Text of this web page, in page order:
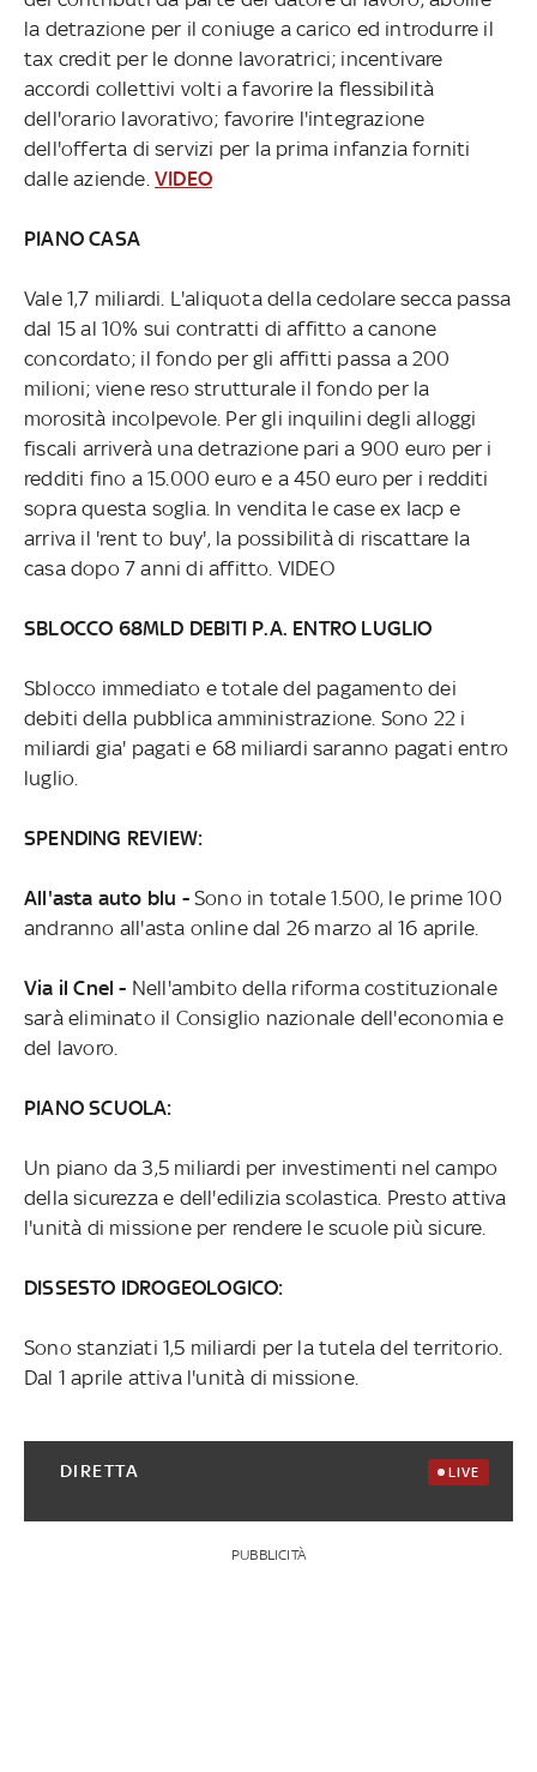
la detrazione per il coniuge a carico ed introdurre il
tax credit per le donne lavoratrici; incentivare
accordi collettivi volti a favorire la flessibilità
dell'orario lavorativo; favorire l'integrazione
dell'offerta di servizi per la prima infanzia forniti
dalle aziende. VIDEO
PIANO CASA
Vale 1,7 miliardi. L'aliquota della cedolare secca passa
dal 15 al 10% sui contratti di affitto a canone
concordato; il fondo per gli affitti passa a 200
milioni; viene reso strutturale il fondo per la
morosità incolpevole. Per gli inquilini degli alloggi
fiscali arriverà una detrazione pari a 900 euro per i
redditi fino a 15.000 euro e a 450 euro per i redditi
sopra questa soglia. In vendita le case ex Iacp e
arriva il 'rent to buy', la possibilità di riscattare la
casa dopo 7 anni di affitto. VIDEO
SBLOCCO 68MLD DEBITI P.A. ENTRO LUGLIO
Sblocco immediato e totale del pagamento dei
debiti della pubblica amministrazione. Sono 22 i
miliardi gia' pagati e 68 miliardi saranno pagati entro
luglio.
SPENDING REVIEW:
All'asta auto blu -Sono in totale 1.500, le prime 100
andranno all'asta online dal 26 marzo al 16 aprile.
Via il Cnel - Nell'ambito della riforma costituzionale
sarà eliminato il Consiglio nazionale dell'economia e
del lavoro.
PIANO SCUOLA:
Un piano da 3,5 miliardi per investimenti nel campo
della sicurezza e dell'edilizia scolastica. Presto attiva
l'unità di missione per rendere le scuole più sicure.
DISSESTO IDROGEOLOGICO:
Sono stanziati 1,5 miliardi per la tutela del territorio.
Dal 1 aprile attiva l'unità di missione.
DIRETTA LIVE
PUBBLICITÀ